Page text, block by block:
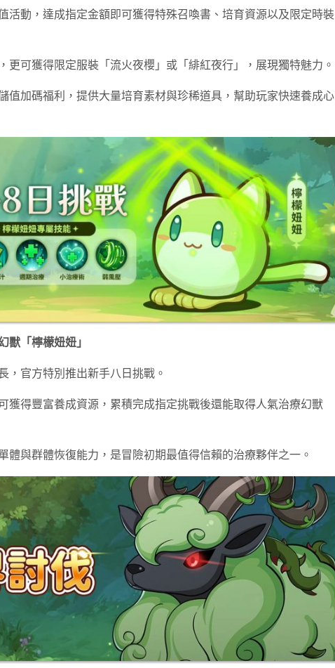
活動，達成指定金額即可獲得特殊召喚書、培育資源以及限定時裝
更可獲得限定服裝「流火夜櫻」或「緋紅夜行」，展現獨特魅力。
值加碼福利，提供大量培育素材與珍稀道具，幫助玩家快速養成心
獸「檸檬妞妞」
，官方特別推出新手八日挑戰。
獲得豐富養成資源，累積完成指定挑戰後還能取得人氣治療幻獸
體與群體恢復能力，是冒險初期最值得信賴的治療夥伴之一。